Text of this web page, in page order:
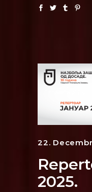
22.
2025.